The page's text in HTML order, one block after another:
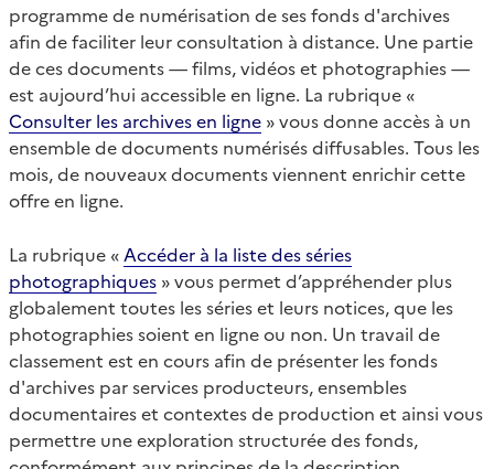
programme de numérisation de ses fonds d'archives
afin de faciliter leur consultation à distance. Une partie
de ces documents — films, vidéos et photographies —
est aujourd’hui accessible en ligne. La rubrique «
Consulter les archives en ligne » vous donne accès à un
ensemble de documents numérisés diffusables. Tous les
mois, de nouveaux documents viennent enrichir cette
offre en ligne.
La rubrique « Accéder à la liste des séries
photographiques » vous permet d’appréhender plus
globalement toutes les séries et leurs notices, que les
photographies soient en ligne ou non. Un travail de
classement est en cours afin de présenter les fonds
d'archives par services producteurs, ensembles
documentaires et contextes de production et ainsi vous
permettre une exploration structurée des fonds,